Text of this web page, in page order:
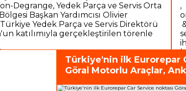
Degrange, Yedek Parça ve Servis Orta
Başkan Yardımcısı Olivier
Yedek Parça ve Servis Direktörü
katılımıyla gerçekleştirilen törenle
Oto,
,
Türkiye'nin ilk Eurorepar
Göral Motorlu Araçlar,